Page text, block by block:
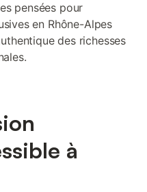
pensées pour
en Rhône-Alpes
des richesses
à